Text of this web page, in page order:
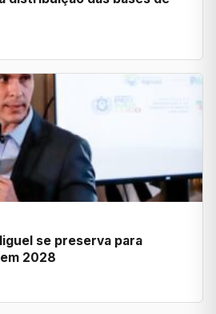
se preserva para
2028